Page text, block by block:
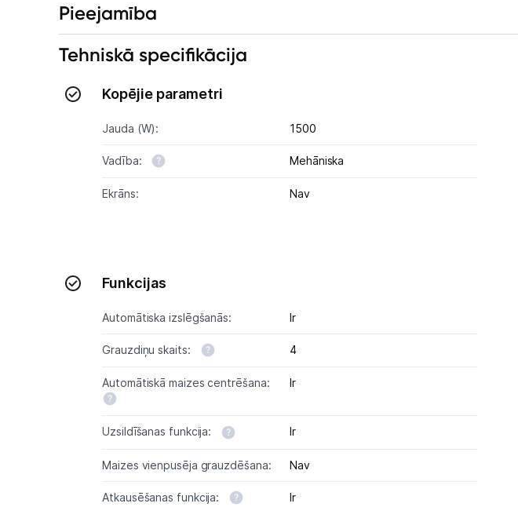
Pieejamība
Tehniskā specifikācija
Kopējie parametri
Jauda (W): 1500
Vadība: Mehāniska
Ekrāns: Nav
Funkcijas
Automātiska izslēgšanās: Ir
Grauzdiņu skaits: 4
Automātiskā maizes centrēšana: Ir
Uzsildīšanas funkcija: Ir
Maizes vienpusēja grauzdēšana: Nav
Atkausēšanas funkcija: Ir